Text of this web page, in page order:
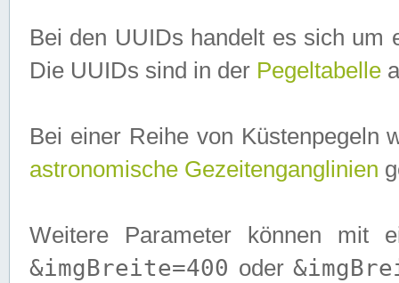
Bei den UUIDs handelt es sich um
Die UUIDs sind in der Pegeltabelle
Bei einer Reihe von Küstenpegeln
astronomische Gezeitenganglinien
Weitere Parameter können mit
&imgBreite=400 oder